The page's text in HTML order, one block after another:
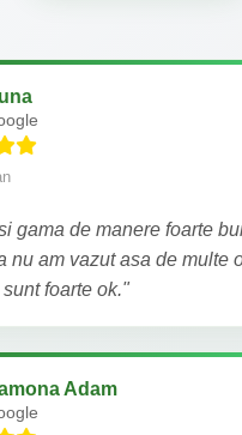
gama de manere foarte
nu am vazut asa de multe
foarte ok."
Adam